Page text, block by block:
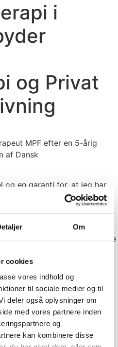
Om
cookies
vores indhold og
til sociale medier og til
deler også oplysninger om
med vores partnere inden
og
kan kombinere disse
i
og Privat
MPF efter en 5-årig
af Dansk
og en garanti for, at jeg har
erfaring til at tilbyde
at terapeuten har de
til for at give den rette
for at opsøge mig.
selv, og forståelse for dig